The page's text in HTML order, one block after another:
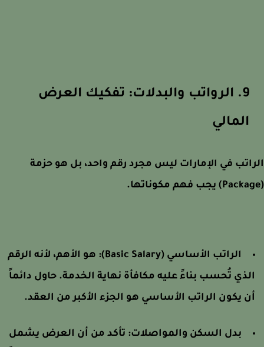
9. الرواتب والبدلات: تفكيك العرض
المالي
في الإمارات ليس مجرد رقم واحد، بل هو حزمة
الراتب الأساسي (Basic Salary): هو الأهم، لأنه الرقم
تُحسب بناءً عليه مكافأة نهاية الخدمة. حاول دائماً
يكون الراتب الأساسي هو الجزء الأكبر من العقد.
بدل السكن والمواصلات: تأكد من أن العرض يشمل